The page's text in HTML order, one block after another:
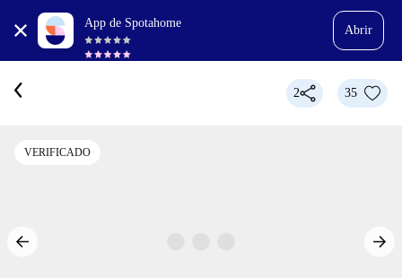
App de Spotahome
Abrir
2 35
VERIFICADO